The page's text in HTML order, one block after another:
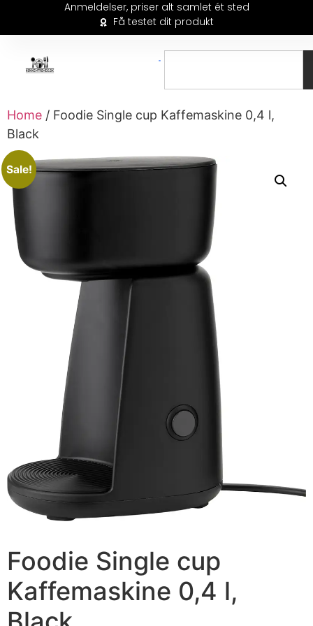
Anmeldelser, priser alt samlet ét sted
Få testet dit produkt
Home / Foodie Single cup Kaffemaskine 0,4 l,
Black
Sale!
Foodie Single cup
Kaffemaskine 0,4 l,